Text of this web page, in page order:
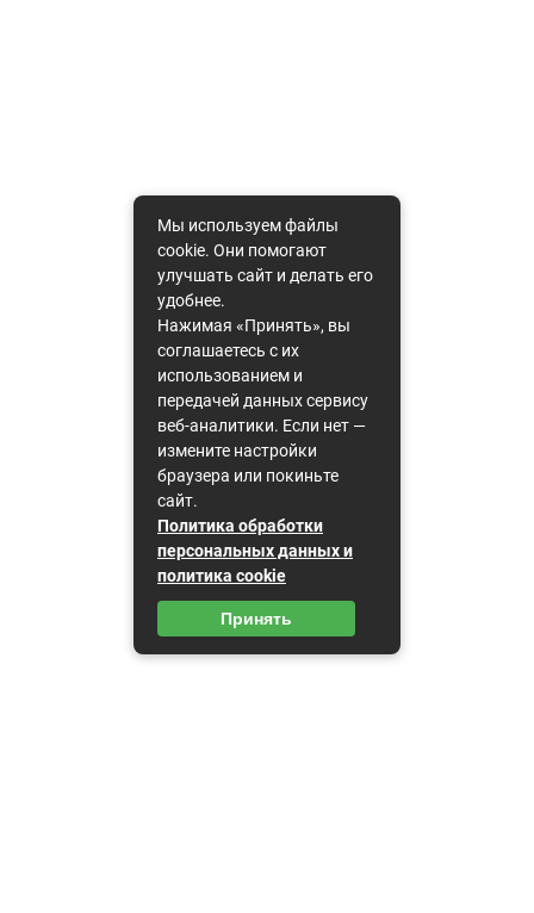
Мы используем файлы
cookie. Они помогают
улучшать сайт и делать его
удобнее.
Нажимая «Принять», вы
соглашаетесь с их
использованием и
передачей данных сервису
веб-аналитики. Если нет —
измените настройки
браузера или покиньте
сайт.
Политика обработки
персональных данных и
политика cookie
Принять